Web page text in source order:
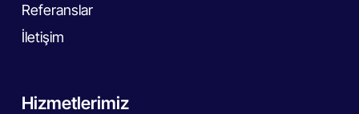
Referanslar
İletişim
Hizmetlerimiz